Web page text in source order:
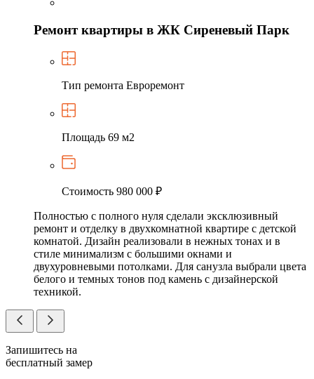
Ремонт квартиры в ЖК Сиреневый Парк
Тип ремонта Евроремонт
Площадь 69 м2
Стоимость 980 000 ₽
Полностью с полного нуля сделали эксклюзивный
ремонт и отделку в двухкомнатной квартире с детской
комнатой. Дизайн реализовали в нежных тонах и в
стиле минимализм с большими окнами и
двухуровневыми потолками. Для санузла выбрали цвета
белого и темных тонов под камень с дизайнерской
техникой.
Запишитесь на
бесплатный замер